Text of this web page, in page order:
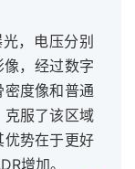
，电压分别
，经过数字
密度像和普通
克服了该区域
势在于更好
增加。